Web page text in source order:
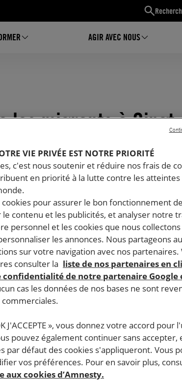
AGIR AVEC NOUS
les migrants à Oingt
VIE PRIVÉE EST NOTRE PRIORITÉ
c'est nous soutenir et réduire nos frais de
en priorité à la lutte contre les
cookies pour assurer le bon fonctionnement
contenu et les publicités, et analyser notre
personnel et les cookies que nous
les annonces. Nous partageons
sur votre navigation avec nos partenaires.
consulter la liste de nos partenaires en
de notre partenaire Google
cas les données de nos bases ne sont
J'ACCEPTE », vous donnez votre accord pour
pouvez également continuer sans accepter,
par défaut des cookies s'appliqueront. Vous
vos préférences. Pour en savoir plus,
cookies d’Amnesty.